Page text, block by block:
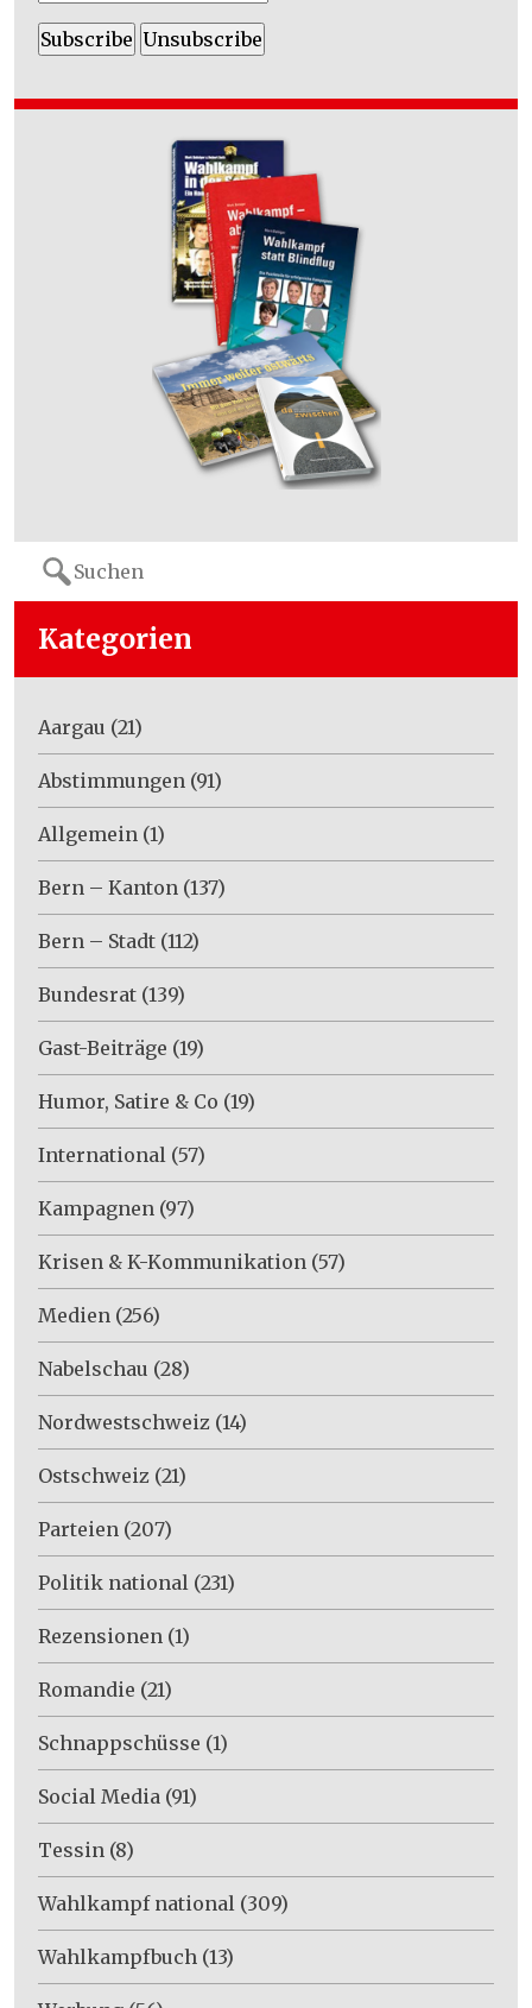
Search
for:
Kategorien
Aargau (21)
Abstimmungen (91)
Allgemein (1)
Bern – Kanton (137)
Bern – Stadt (112)
Bundesrat (139)
Gast-Beiträge (19)
Humor, Satire & Co (19)
International (57)
Kampagnen (97)
Krisen & K-Kommunikation (57)
Medien (256)
Nabelschau (28)
Nordwestschweiz (14)
Ostschweiz (21)
Parteien (207)
Politik national (231)
Rezensionen (1)
Romandie (21)
Schnappschüsse (1)
Social Media (91)
Tessin (8)
Wahlkampf national (309)
Wahlkampfbuch (13)